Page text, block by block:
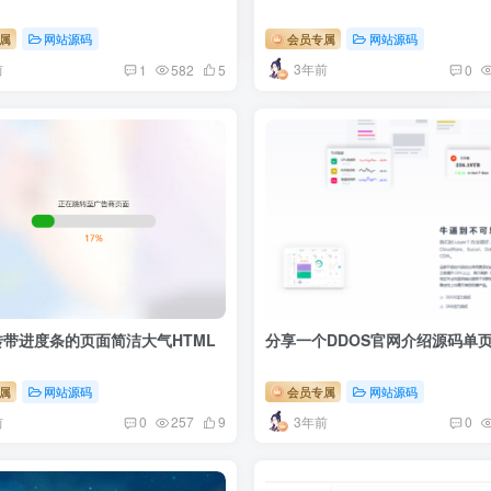
网站源码
1 582 5
会员专属 网站源码
3年前 0
进度条的页面简洁大气HTML
网站源码
0 257 9
分享一个DDOS官网介绍源码单
会员专属 网站源码
3年前 0